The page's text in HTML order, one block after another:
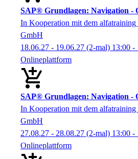
SAP® Grundlagen: Navigation -
In Kooperation mit dem
GmbH
18.06.27 - 19.06.27 (2-mal) 13:00 -
Onlineplattform
SAP® Grundlagen: Navigation -
In Kooperation mit dem
GmbH
27.08.27 - 28.08.27 (2-mal) 13:00 -
Onlineplattform